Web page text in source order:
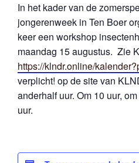
In het kader van de
jongerenweek in Ten Boer
keer een workshop
maandag 15 augustus. Zie
https://klndr.online/
verplicht! op de site van
anderhalf uur. Om 10 uur,
uur.